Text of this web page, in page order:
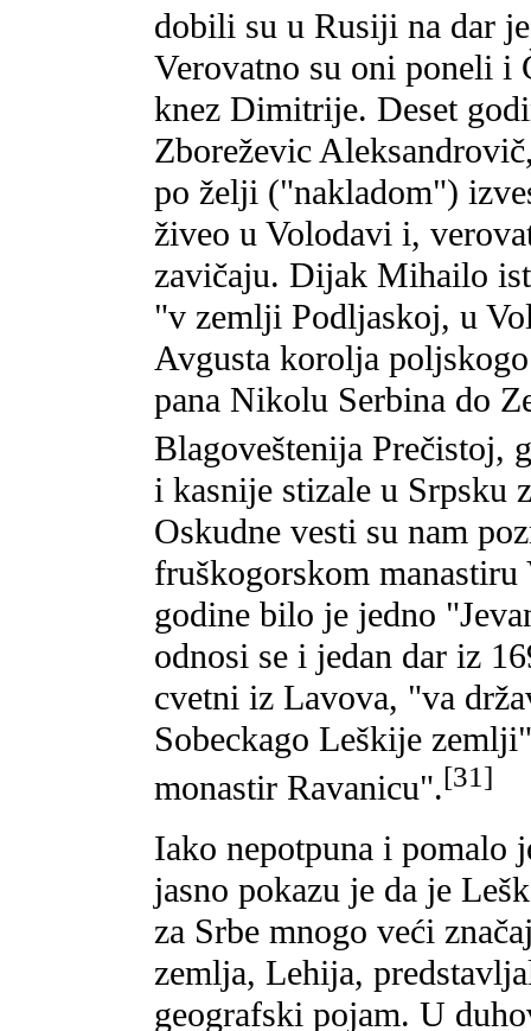
dobili su u Rusiji na dar
Verovatno su oni poneli i
knez Dimitrije. Deset
Zboreževic
po želji ("nakladom")
živeo u Volodavi i,
zavičaju. Dijak Mihailo
"v zemlji Podljaskoj, u
Avgusta korolja
pana Nikolu Serbina do
Blagoveštenija Prečistoj,
i kasnije stizale u Srpsku
Oskudne vesti su nam
fruškogorskom
godine bilo je jedno
odnosi se i jedan dar iz
cvetni iz Lavova, "va
Sobeckago Leškije
monastir Ravanicu".[31]
Iako nepotpuna i pomalo
jasno pokazu je da je
za Srbe mnogo veći
zemlja, Lehija,
geografski pojam. U